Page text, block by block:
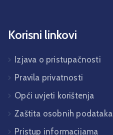
Korisni linkovi
Izjava o pristupačnosti
Pravila privatnosti
Opći uvjeti korištenja
Zaštita osobnih podataka
Pristup informacijama